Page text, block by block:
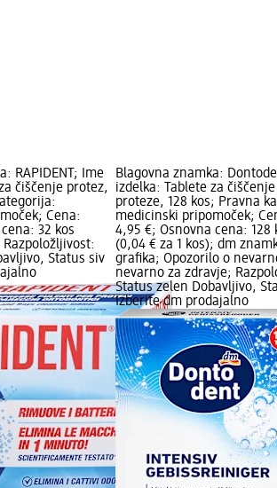
RAPIDENT; Ime
čiščenje protez,
Cena:
32 kos
Razpoložljivost:
Status siv
Blagovna znamka:
izdelka: Tablete za
proteze, 128 kos; Pravna
medicinski pripomoček;
4,95 €; Osnovna cena: 128
(0,04 € za 1 kos); dm
grafika; Opozorilo o
nevarno za zdravje;
Status zelen Dobavljivo,
Izberite dm prodajalno